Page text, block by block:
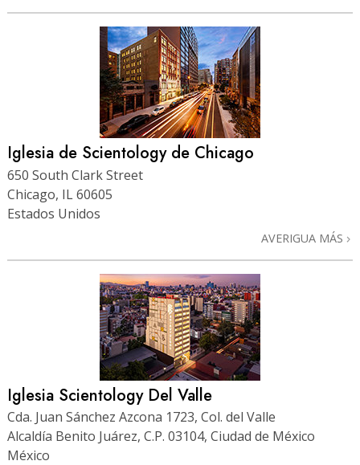
Iglesia de Scientology de Chicago
650 South Clark Street
Chicago, IL 60605
Estados Unidos
AVERIGUA MÁS
Iglesia Scientology Del Valle
Cda. Juan Sánchez Azcona 1723, Col. del Valle
Alcaldía Benito Juárez, C.P. 03104, Ciudad de México
México